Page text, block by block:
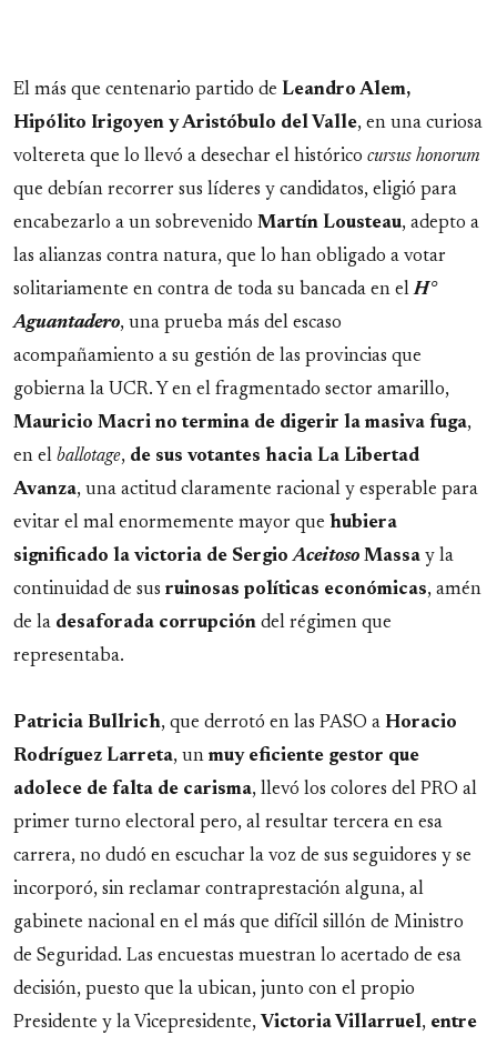
El más que centenario partido de Leandro Alem,
Hipólito Irigoyen y Aristóbulo del Valle, en una curiosa
voltereta que lo llevó a desechar el histórico cursus honorum
que debían recorrer sus líderes y candidatos, eligió para
encabezarlo a un sobrevenido Martín Lousteau, adepto a
las alianzas contra natura, que lo han obligado a votar
solitariamente en contra de toda su bancada en elH°
Aguantadero, una prueba más del escaso
acompañamiento a su gestión de las provincias que
gobierna la UCR. Y en el fragmentado sector amarillo,
Mauricio Macri no termina de digerir la masiva fuga,
en el ballotage, de sus votantes hacia La Libertad
Avanza, una actitud claramente racional y esperable para
evitar el mal enormemente mayor que hubiera
significado la victoria de SergioAceitoso Massa y la
continuidad de sus ruinosas políticas económicas, amén
de la desaforada corrupción del régimen que
representaba.
Patricia Bullrich, que derrotó en las PASO a Horacio
Rodríguez Larreta, un muy eficiente gestor que
adolece de falta de carisma, llevó los colores del PRO al
primer turno electoral pero, al resultar tercera en esa
carrera, no dudó en escuchar la voz de sus seguidores y se
incorporó, sin reclamar contraprestación alguna, al
gabinete nacional en el más que difícil sillón de Ministro
de Seguridad. Las encuestas muestran lo acertado de esa
decisión, puesto que la ubican, junto con el propio
Presidente y la Vicepresidente, Victoria Villarruel, entre